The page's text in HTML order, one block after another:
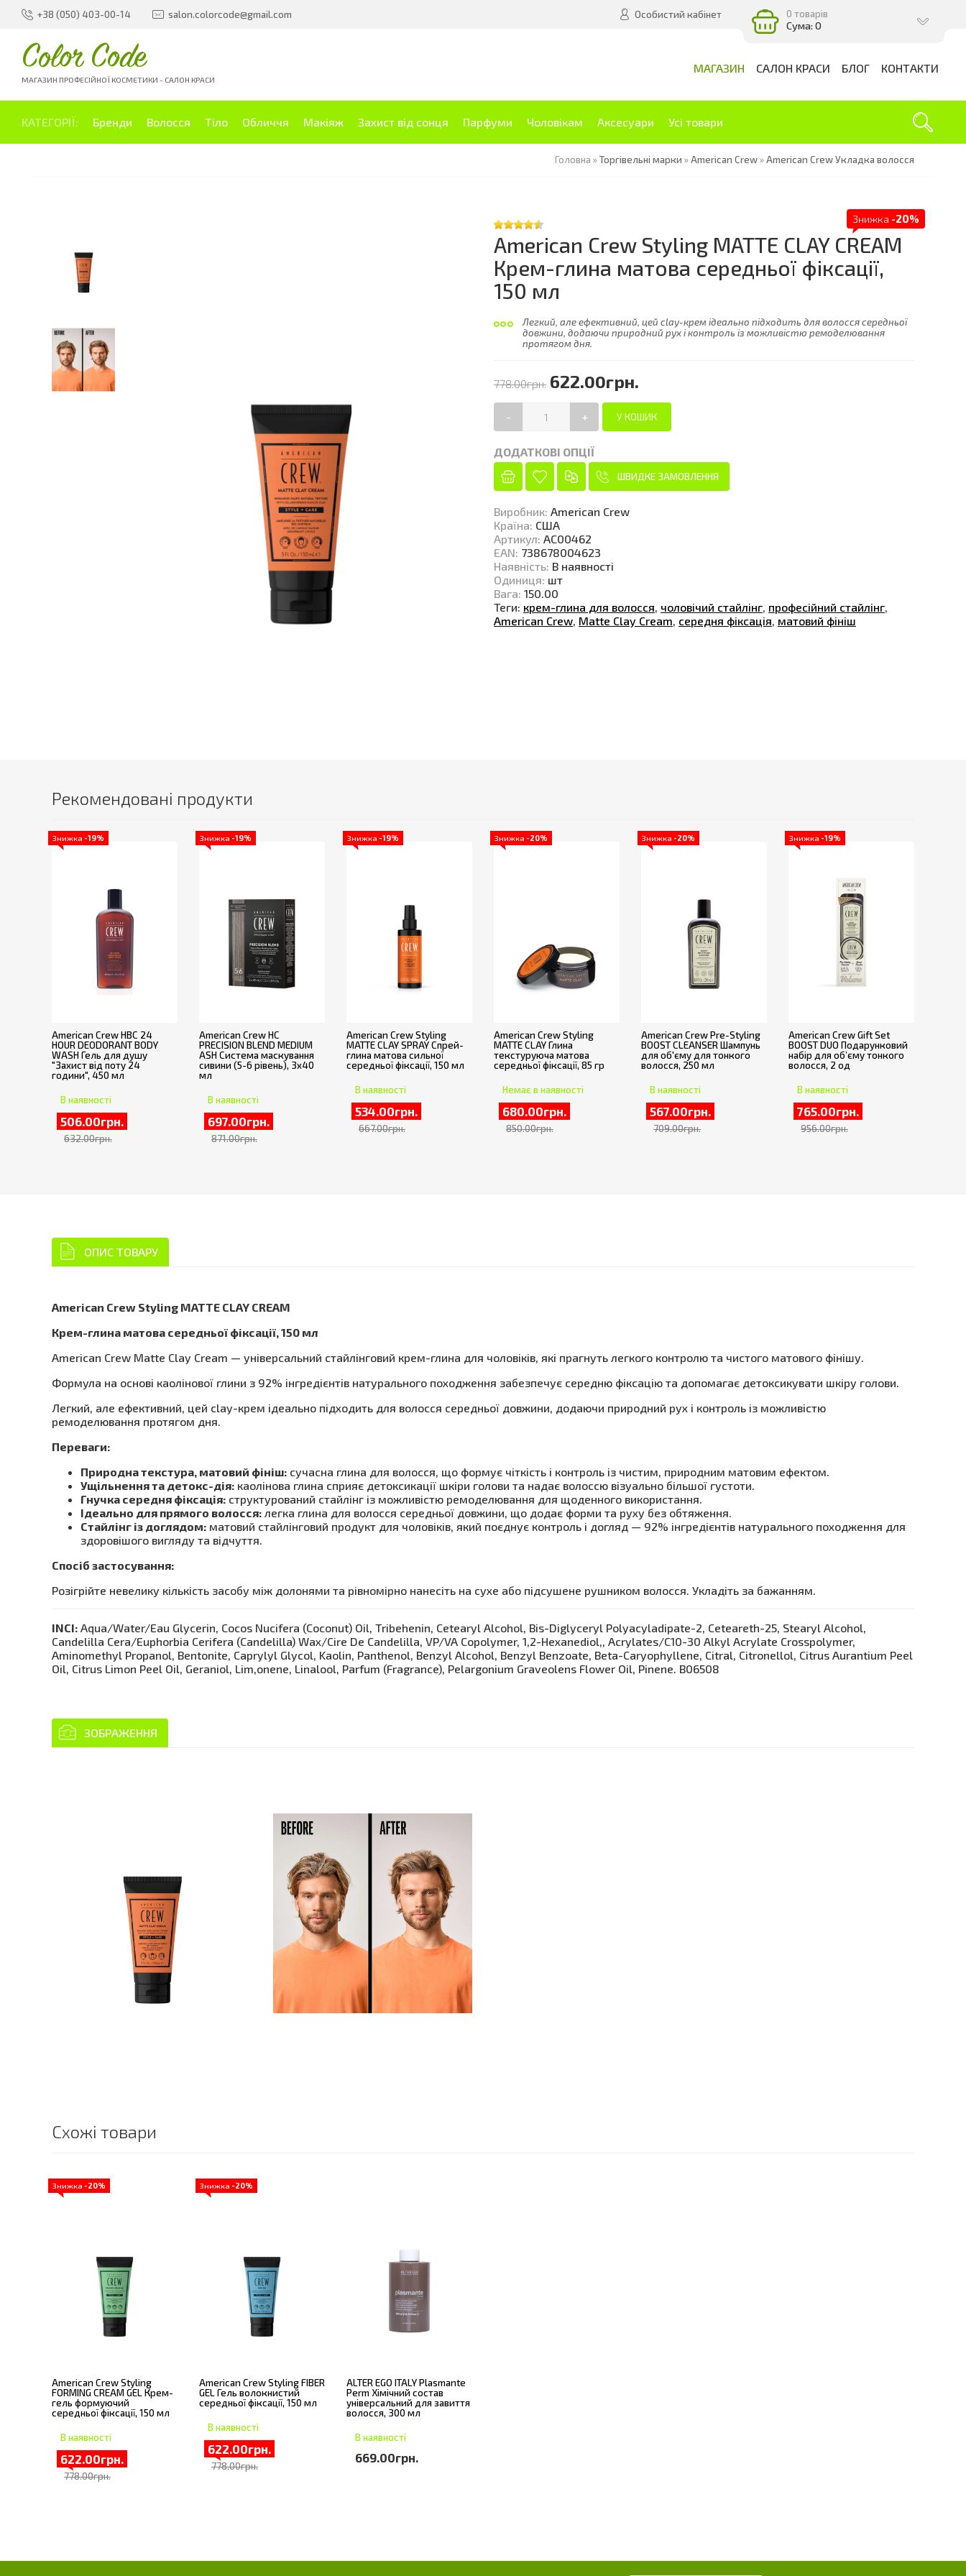
+38 (050) 403-00-14 salon.colorcode@gmail.com Особистий кабінет 0 товарів
Сума: 0
Color Code
МАГАЗИН ПРОФЕСІЙНОЇ КОСМЕТИКИ - САЛОН КРАСИ
МАГАЗИН САЛОН КРАСИ БЛОГ КОНТАКТИ
КАТЕГОРІЇ: Бренди Волосся Тіло Обличчя Макіяж Захист від сонця Парфуми Чоловікам Аксесуари Усі товари
Головна »Торгівельні марки »American Crew»American Crew Укладка волосся
Знижка -20%
American Crew Styling MATTE CLAY CREAM
Крем-глина матова середньої фіксації,
150 мл
Легкий, але ефективний, цей clay-крем ідеально підходить для волосся середньої
довжини, додаючи природний рух і контроль із можливістю ремоделювання
протягом дня.
778.00грн. 622.00грн.
- +
ДОДАТКОВІ ОПЦІЇ
ШВИДКЕ ЗАМОВЛЕННЯ
Виробник: American Crew
Країна: США
Артикул: AC00462
EAN: 738678004623
Наявність: В наявності
Одиниця: шт
Вага: 150.00
Теги: крем-глина для волосся, чоловічий стайлінг, професійний стайлінг,
American Crew, Matte Clay Cream, середня фіксація, матовий фініш
Рекомендовані продукти
Знижка -19%
American Crew HBC 24
HOUR DEODORANT BODY
WASH Гель для душу
"Захист від поту 24
години", 450 мл
В наявності
506.00грн.
632.00грн.
Знижка -19%
American Crew HC
PRECISION BLEND MEDIUM
ASH Система маскування
сивини (5-6 рівень), 3х40
мл
В наявності
697.00грн.
871.00грн.
Знижка -19%
American Crew Styling
MATTE CLAY SPRAY Спрей-
глина матова сильної
середньої фіксації, 150 мл
В наявності
534.00грн.
667.00грн.
Знижка -20%
American Crew Styling
MATTE CLAY Глина
текстуруюча матова
середньої фіксації, 85 гр
Немає в наявності
680.00грн.
850.00грн.
Знижка -20%
American Crew Pre-Styling
BOOST CLEANSER Шампунь
для об'єму для тонкого
волосся, 250 мл
В наявності
567.00грн.
709.00грн.
Знижка -19%
American Crew Gift Set
BOOST DUO Подарунковий
набір для об’єму тонкого
волосся, 2 од
В наявності
765.00грн.
956.00грн.
ОПИС ТОВАРУ
American Crew Styling MATTE CLAY CREAM
Крем-глина матова середньої фіксації, 150 мл
American Crew Matte Clay Cream — універсальний стайлінговий крем-глина для чоловіків, які прагнуть легкого контролю та чистого матового фінішу.
Формула на основі каолінової глини з 92% інгредієнтів натурального походження забезпечує середню фіксацію та допомагає детоксикувати шкіру голови.
Легкий, але ефективний, цей clay-крем ідеально підходить для волосся середньої довжини, додаючи природний рух і контроль із можливістю
ремоделювання протягом дня.
Переваги:
Природна текстура, матовий фініш: сучасна глина для волосся, що формує чіткість і контроль із чистим, природним матовим ефектом.
Ущільнення та детокс-дія: каолінова глина сприяє детоксикації шкіри голови та надає волоссю візуально більшої густоти.
Гнучка середня фіксація: структурований стайлінг із можливістю ремоделювання для щоденного використання.
Ідеально для прямого волосся: легка глина для волосся середньої довжини, що додає форми та руху без обтяження.
Стайлінг із доглядом: матовий стайлінговий продукт для чоловіків, який поєднує контроль і догляд — 92% інгредієнтів натурального походження для
здоровішого вигляду та відчуття.
Спосіб застосування:
Розігрійте невелику кількість засобу між долонями та рівномірно нанесіть на сухе або підсушене рушником волосся. Укладіть за бажанням.
INCI: Aqua/Water/Eau Glycerin, Cocos Nucifera (Coconut) Oil, Tribehenin, Cetearyl Alcohol, Bis-Diglyceryl Polyacyladipate-2, Ceteareth-25, Stearyl Alcohol,
Candelilla Cera/Euphorbia Cerifera (Candelilla) Wax/Cire De Candelilla, VP/VA Copolymer, 1,2-Hexanediol,, Acrylates/C10-30 Alkyl Acrylate Crosspolymer,
Aminomethyl Propanol, Bentonite, Caprylyl Glycol, Kaolin, Panthenol, Benzyl Alcohol, Benzyl Benzoate, Beta-Caryophyllene, Citral, Citronellol, Citrus Aurantium Peel
Oil, Citrus Limon Peel Oil, Geraniol, Lim,onene, Linalool, Parfum (Fragrance), Pelargonium Graveolens Flower Oil, Pinene. B06508
ЗОБРАЖЕННЯ
Схожі товари
Знижка -20%
American Crew Styling
FORMING CREAM GEL Крем-
гель формуючий
середньої фіксації, 150 мл
В наявності
622.00грн.
778.00грн.
Знижка -20%
American Crew Styling FIBER
GEL Гель волокнистий
середньої фіксації, 150 мл
В наявності
622.00грн.
778.00грн.
ALTER EGO ITALY Plasmante
Perm Хімічний состав
універсальний для завиття
волосся, 300 мл
В наявності
669.00грн.